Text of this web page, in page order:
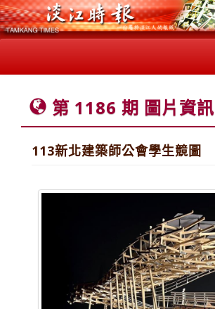
第 1186 期 圖片資訊
113新北建築師公會學生競圖